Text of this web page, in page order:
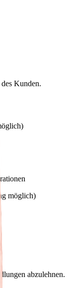
Kunden.
möglich)
abzulehnen.